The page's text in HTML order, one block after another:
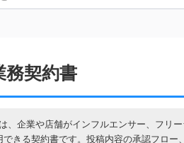
務契約書
、企業や店舗がインフルエンサー、フリ
きる契約書です。投稿内容の承認フロー